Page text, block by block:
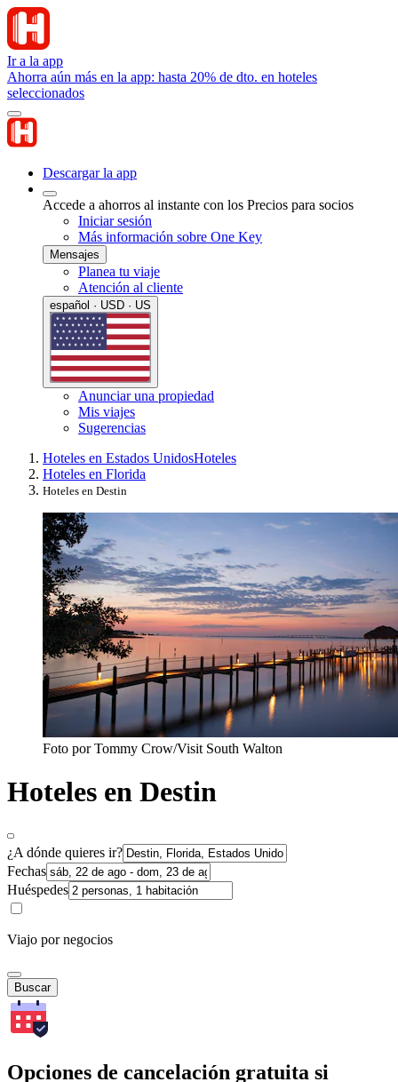
Ir a la app
Ahorra aún más en la app: hasta 20% de dto. en hoteles
seleccionados
Descargar la app
Accede a ahorros al instante con los Precios para socios
Iniciar sesión
Más información sobre One Key
Mensajes
Planea tu viaje
Atención al cliente
español · USD · US
Anunciar una propiedad
Mis viajes
Sugerencias
Hoteles en Estados UnidosHoteles
Hoteles en Florida
Hoteles en Destin
Foto por Tommy Crow/Visit South Walton
Hoteles en Destin
¿A dónde quieres ir?
Fechas
Huéspedes
Viajo por negocios
Buscar
Opciones de cancelación gratuita si